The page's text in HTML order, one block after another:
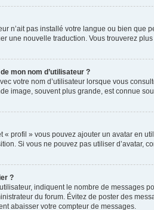
n’ait pas installé votre langue ou bien
une nouvelle traduction. Vous trouverez
mon nom d’utilisateur ?
votre nom d’utilisateur lorsque vous
image, souvent plus grande, est connue
« profil » vous pouvez ajouter un avatar en
Si vous ne pouvez pas utiliser d’avatar,
?
indiquent le nombre de
du forum. Évitez de poster des
abaisser votre compteur de messages.